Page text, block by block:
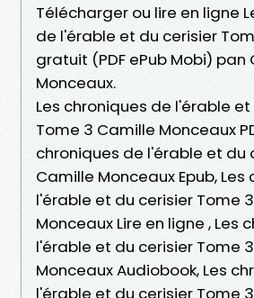
Télécharger ou lire en ligne
de l'érable et du cerisier
gratuit (PDF ePub Mobi) pan
Monceaux.
Les chroniques de l'érable
Tome 3 Camille Monceaux
chroniques de l'érable et du
Camille Monceaux Epub,
l'érable et du cerisier Tome
Monceaux Lire en ligne , Les
l'érable et du cerisier Tome
Monceaux Audiobook, Les
l'érable et du cerisier Tome